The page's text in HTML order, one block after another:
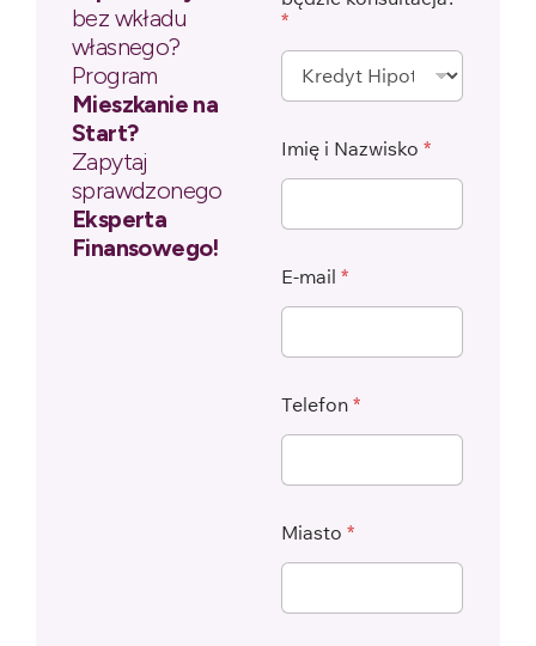
bez wkładu
własnego?
Program
Mieszkanie na
Start?
Zapytaj
sprawdzonego
Eksperta
Finansowego!
*
Imię i Nazwisko *
E-mail *
Telefon *
Miasto *